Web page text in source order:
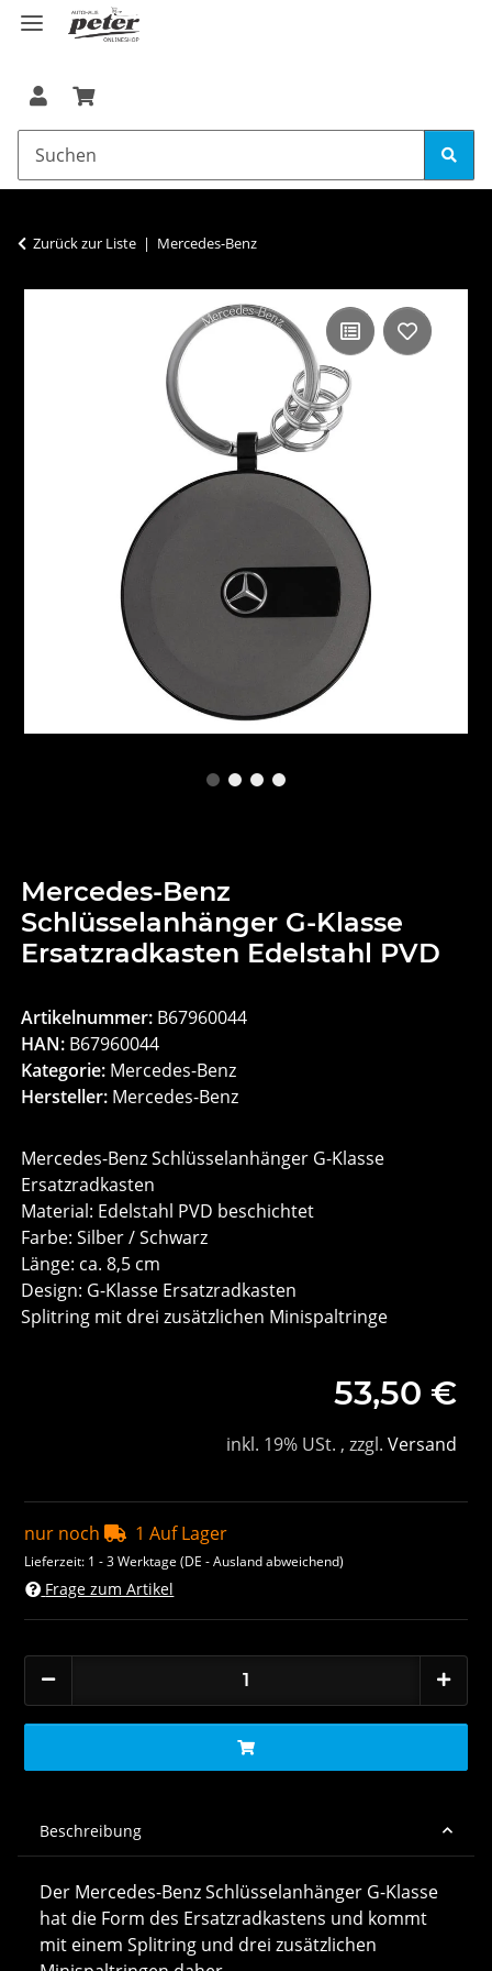
Zurück zur Liste Mercedes-Benz
Mercedes-Benz
Schlüsselanhänger G-Klasse
Ersatzradkasten Edelstahl PVD
Artikelnummer: B67960044
HAN: B67960044
Kategorie: Mercedes-Benz
Hersteller: Mercedes-Benz
Mercedes-Benz Schlüsselanhänger G-Klasse
Ersatzradkasten
Material: Edelstahl PVD beschichtet
Farbe: Silber / Schwarz
Länge: ca. 8,5 cm
Design: G-Klasse Ersatzradkasten
Splitring mit drei zusätzlichen Minispaltringe
53,50 €
inkl. 19% USt. , zzgl. Versand
nur noch 1 Auf Lager
Lieferzeit: 1 - 3 Werktage(DE - Ausland abweichend)
Frage zum Artikel
Beschreibung
Der Mercedes-Benz Schlüsselanhänger G-Klasse
hat die Form des Ersatzradkastens und kommt
mit einem Splitring und drei zusätzlichen